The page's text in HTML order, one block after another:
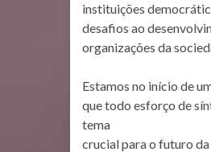
instituições
desafios ao
organizações da
Estamos no início de
que todo esforço de
tema
crucial para o futuro